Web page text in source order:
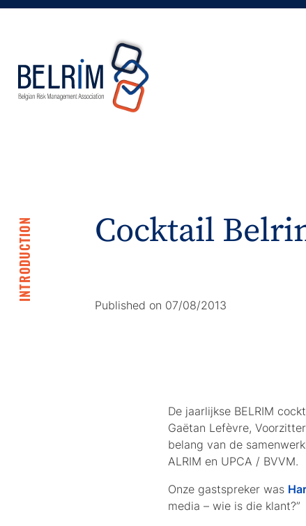
Cocktail
INTRODUCTION
Published on 07/08/2013
De jaarlijkse BELRIM
Gaëtan Lefèvre,
belang van de
ALRIM en UPCA / BVVM.
Onze gastspreker was
media – wie is die klant?”